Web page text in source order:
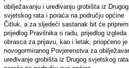
obilježavanju i uređivanju grobišta iz Drugog
svjetskog rata i poraća na području općine
Čitluk, a za sljedeći sastanak bit će
prijedlog Pravilnika o radu, prijedlog izgleda
obrasca za prijavu, kao i letak, priopćeno je
novogormiranog Povjerenstva za
uređivanje grobišta iz Drugog svjetskog